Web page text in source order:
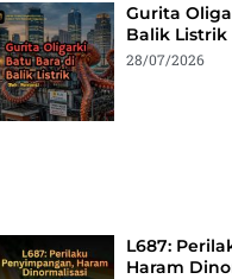
Gurita
Balik Listrik
28/07/2026
L687:
Haram